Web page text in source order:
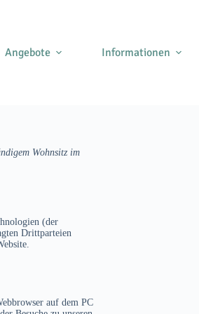
Angebote Informationen
Wohnsitz im
(der
Drittparteien
auf dem PC